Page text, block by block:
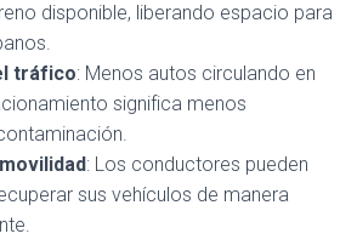
disponible, liberando espacio para
tráfico: Menos autos circulando en
significa menos
: Los conductores pueden
sus vehículos de manera